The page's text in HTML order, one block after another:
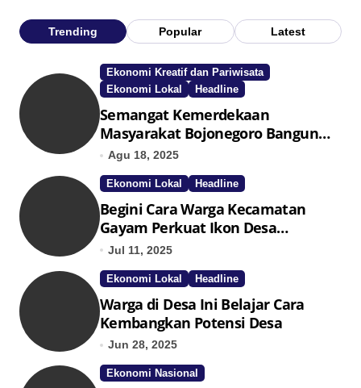
Trending Popular Latest
Ekonomi Kreatif dan Pariwisata
Ekonomi Lokal
Headline
Semangat Kemerdekaan
Masyarakat Bojonegoro Bangun
Desa Mandiri Ekonomi
Agu 18, 2025
Ekonomi Lokal Headline
Begini Cara Warga Kecamatan
Gayam Perkuat Ikon Desa
Penggerak Ekonomi Lokal Melalui
Jul 11, 2025
Ekonomi Lokal Headline
Warga di Desa Ini Belajar Cara
Kembangkan Potensi Desa
Jun 28, 2025
Ekonomi Nasional